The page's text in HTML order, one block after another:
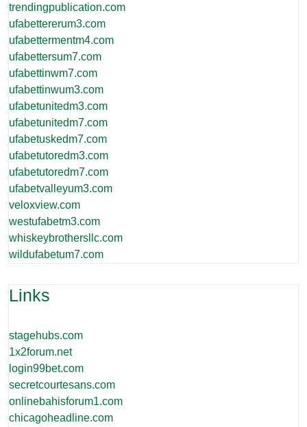
trendingpublication.com
ufabettererum3.com
ufabettermentm4.com
ufabettersum7.com
ufabettinwm7.com
ufabettinwum3.com
ufabetunitedm3.com
ufabetunitedm7.com
ufabetuskedm7.com
ufabetutoredm3.com
ufabetutoredm7.com
ufabetvalleyum3.com
veloxview.com
westufabetm3.com
whiskeybrothersllc.com
wildufabetum7.com
Links
stagehubs.com
1x2forum.net
login99bet.com
secretcourtesans.com
onlinebahisforum1.com
chicagoheadline.com